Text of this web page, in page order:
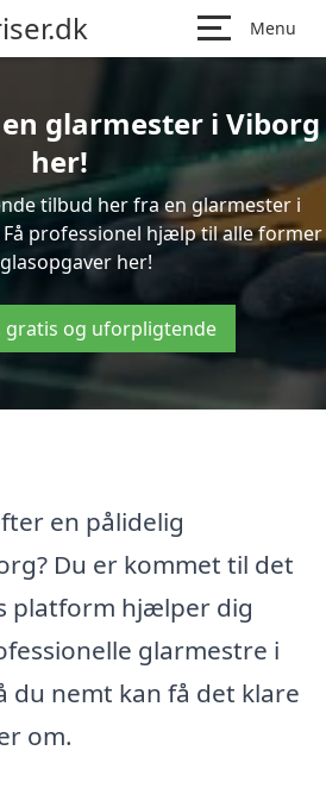
Menu
glarmester i Viborg
her!
tilbud her fra en glarmester i
professionel hjælp til alle former
her!
gratis og uforpligtende
en pålidelig
Du er kommet til det
platform hjælper dig
glarmestre i
du nemt kan få det klare
om.